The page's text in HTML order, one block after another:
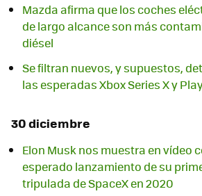
Mazda afirma que los coches
de largo alcance son más
diésel
Se filtran nuevos, y supuestos,
las esperadas Xbox Series X y
30 diciembre
Elon Musk nos muestra en vídeo
esperado lanzamiento de su
tripulada de SpaceX en 2020